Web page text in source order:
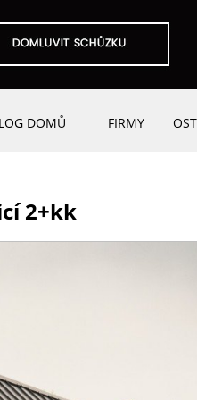
DOMŮ FIRMY
2+kk